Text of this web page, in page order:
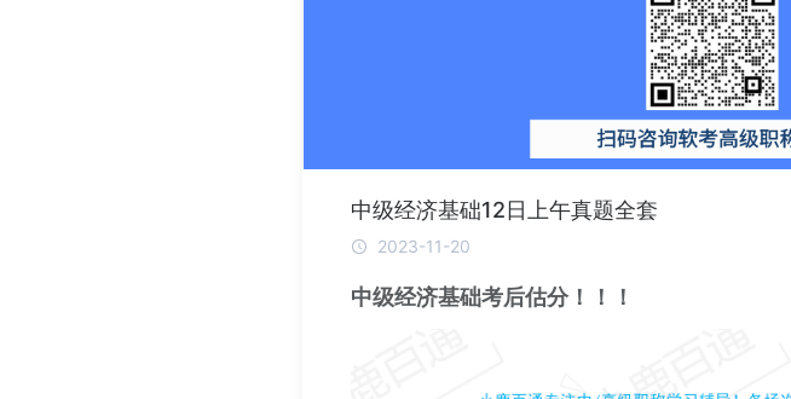
中级经济基础12日上午真题全套
2023-11-20
中级经济基础考后估分！！！